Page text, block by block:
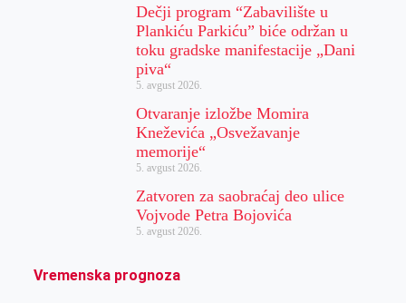
Dečji program “Zabavilište u
Plankiću Parkiću” biće održan u
toku gradske manifestacije „Dani
piva“
5. avgust 2026.
Otvaranje izložbe Momira
Kneževića „Osvežavanje
memorije“
5. avgust 2026.
Zatvoren za saobraćaj deo ulice
Vojvode Petra Bojovića
5. avgust 2026.
Vremenska prognoza